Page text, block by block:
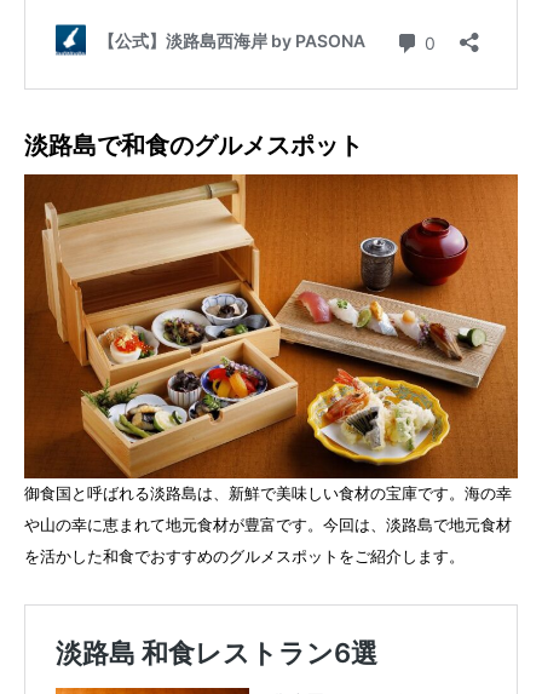
淡路島で和食のグルメスポット
御食国と呼ばれる淡路島は、新鮮で美味しい食材の宝庫です。海の幸
や山の幸に恵まれて地元食材が豊富です。今回は、淡路島で地元食材
を活かした和食でおすすめのグルメスポットをご紹介します。